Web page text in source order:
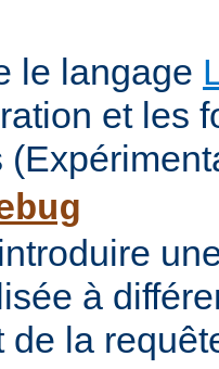
le langage
et les
à
de la